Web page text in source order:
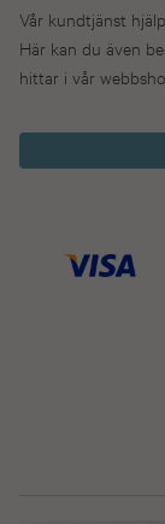
Vår kundtjänst
Här kan du även
hittar i vår